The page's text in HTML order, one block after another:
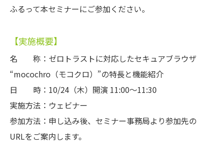
ふるって本セミナーにご参加ください。
【実施概要】
名 称：ゼロトラストに対応したセキュアブラウザ
“mocochro（モコクロ）”の特長と機能紹介
日 時：10/24（木）開演 11:00～11:30
実施方法：ウェビナー
参加方法：申し込み後、セミナー事務局より参加先の
URLをご案内します。